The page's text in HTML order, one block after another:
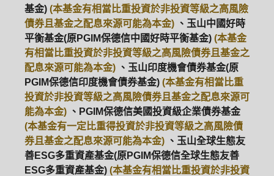
基金) (本基金有相當比重投資於非投資等級之高風險
債券且基金之配息來源可能為本金) 、玉山中國好時
平衡基金(原PGIM保德信中國好時平衡基金) (本基金
有相當比重投資於非投資等級之高風險債券且基金之
配息來源可能為本金) 、玉山印度機會債券基金(原
PGIM保德信印度機會債券基金) (本基金有相當比重
投資於非投資等級之高風險債券且基金之配息來源可
能為本金) 、PGIM保德信美國投資級企業債券基金
(本基金有一定比重得投資於非投資等級之高風險債
券且基金之配息來源可能為本金) 、玉山全球生態友
善ESG多重資產基金(原PGIM保德信全球生態友善
ESG多重資產基金) (本基金有相當比重投資於非投資